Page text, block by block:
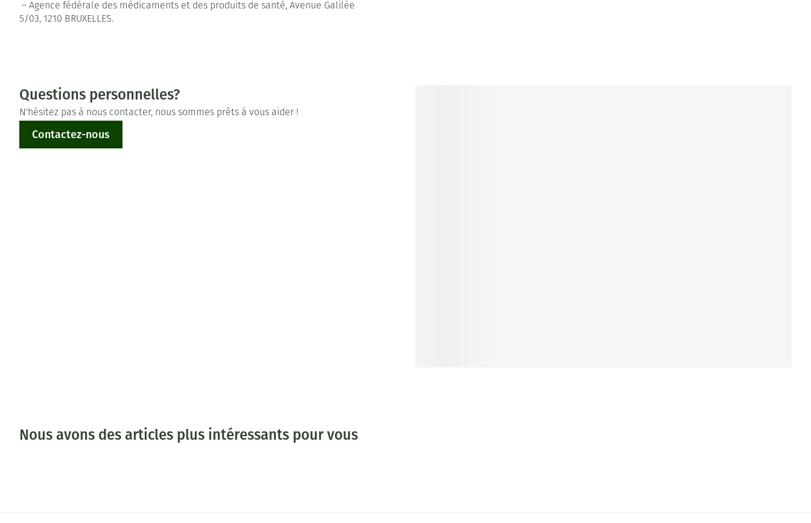
– Agence fédérale des médicaments et des produits de santé, Avenue Galilée
5/03, 1210 BRUXELLES.
Questions personnelles?
N'hésitez pas à nous contacter, nous sommes prêts à vous aider !
Contactez-nous
Nous avons des articles plus intéressants pour vous